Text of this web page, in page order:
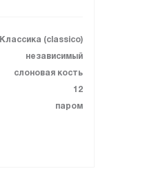
Классика (classico)
независимый
слоновая кость
12
паром